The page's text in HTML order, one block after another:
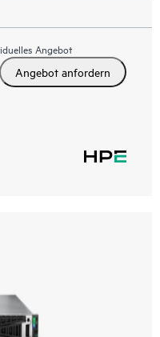
Angebot
Angebot anfordern